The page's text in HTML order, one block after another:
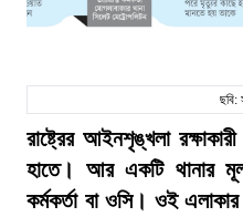
ছবি:
রাষ্ট্রের আইনশৃঙ্খলা
হাতে। আর একটি থানার
কর্মকর্তা বা ওসি। ওই